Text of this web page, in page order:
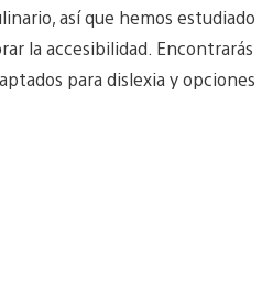
así que hemos estudiado
la accesibilidad. Encontrarás
para dislexia y opciones